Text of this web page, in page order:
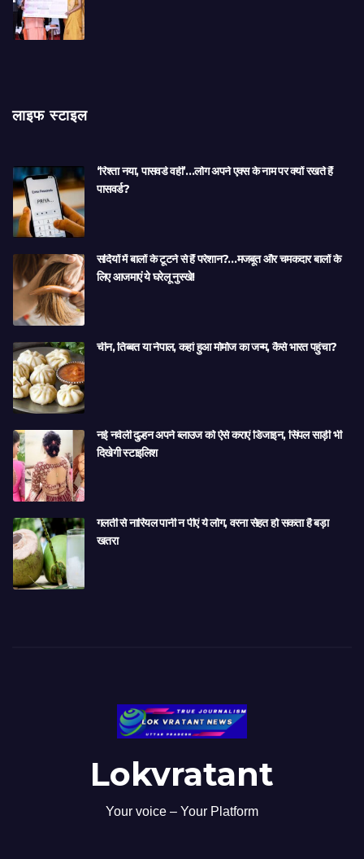
लाइफ स्टाइल
‘रिश्ता नया, पासवर्ड वही’…लोग अपने एक्स के नाम पर क्यों रखते हैं
पासवर्ड?
सर्दियों में बालों के टूटने से हैं परेशान?…मजबूत और चमकदार बालों के
लिए आजमाएं ये घरेलू नुस्खे!
चीन, तिब्बत या नेपाल, कहां हुआ मोमोज का जन्म, कैसे भारत पहुंचा?
नई नवेली दुल्हन अपने ब्लाउज को ऐसे कराएं डिजाइन, सिंपल साड़ी भी
दिखेगी स्टाइलिश
गलती से नारियल पानी न पीएं ये लोग, वरना सेहत हो सकता है बड़ा
खतरा
Lokvratant
Your voice – Your Platform